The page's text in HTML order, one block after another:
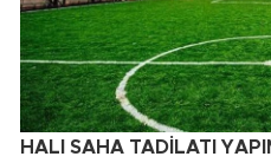
HALI SAHA TADİLATI